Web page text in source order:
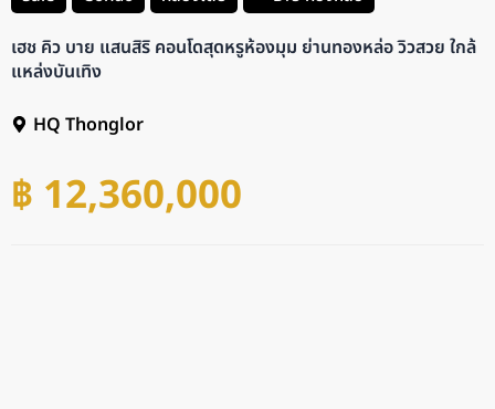
เฮช คิว บาย แสนสิริ คอนโดสุดหรูห้องมุม ย่านทองหล่อ วิวสวย ใกล้
แหล่งบันเทิง
HQ Thonglor
฿ 12,360,000